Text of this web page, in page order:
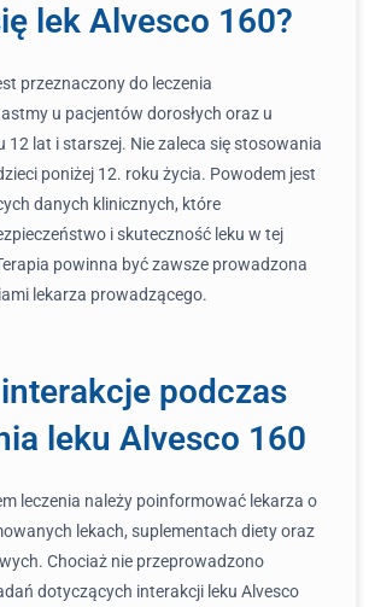
lek Alvesco 160?
przeznaczony do leczenia
u pacjentów dorosłych oraz u
12 lat i starszej. Nie zaleca się stosowania
poniżej 12. roku życia. Powodem jest
danych klinicznych, które
i skuteczność leku w tej
powinna być zawsze prowadzona
lekarza prowadzącego.
podczas
leku Alvesco 160
leczenia należy poinformować lekarza o
lekach, suplementach diety oraz
Chociaż nie przeprowadzono
dotyczących interakcji leku Alvesco